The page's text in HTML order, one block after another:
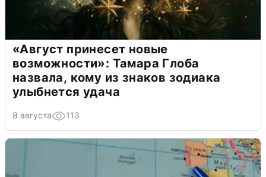
«Август принесет новые
возможности»: Тамара Глоба
назвала, кому из знаков зодиака
улыбнется удача
8 августа 113